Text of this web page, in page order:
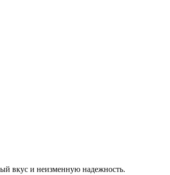
вкус и неизменную надежность.